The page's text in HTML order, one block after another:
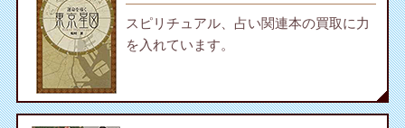
スピリチュアル、占い関連本の買取に力
を入れています。